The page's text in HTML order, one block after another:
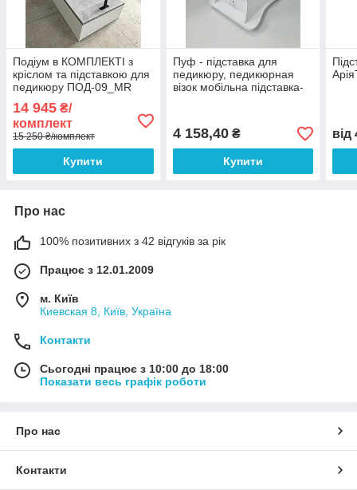
Подіум в КОМПЛЕКТІ з
кріслом та підставкою для
педикюру ПОД-09_MR
педикюру
14 945 ₴/
комплект
15 250 ₴/комплект
Купити
Пуф - підставка для
педикюру, педикюрная
візок мобільна підставка-
4 158,40₴
Купити
від
Про нас
100% позитивних з 42 відгуків за рік
Працює з 12.01.2009
м. Київ
Киевская 8, Київ, Україна
Контакти
Сьогодні працює з 10:00 до 18:00
Показати весь графік роботи
Про нас
Контакти